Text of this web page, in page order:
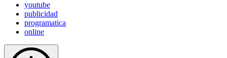
youtube
publicidad
programatica
online